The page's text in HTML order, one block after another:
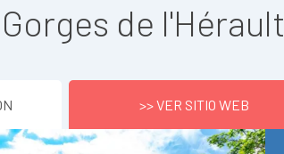
de l'Hérault
>> VER SITIO WEB